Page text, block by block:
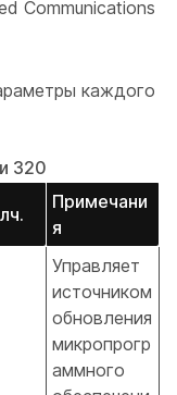
Communications
каждого
320
Примечани
я
Управляет
источником
обновления
микропрогр
аммного